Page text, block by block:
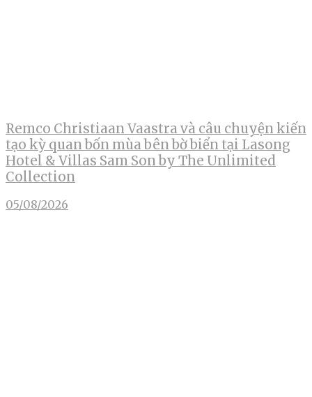
Remco Christiaan Vaastra và câu chuyện kiến
tạo kỳ quan bốn mùa bên bờ biển tại Lasong
Hotel & Villas Sam Son by The Unlimited
Collection
05/08/2026